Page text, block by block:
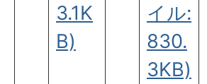
3.1K
B)
イル:
830.
3KB)